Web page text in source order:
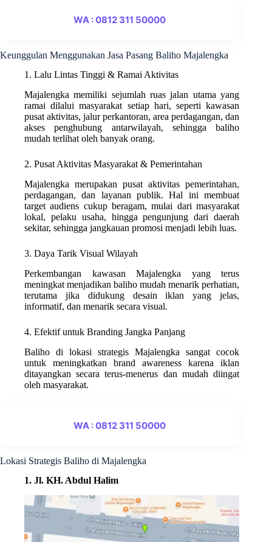
WA : 0812 311 50000
Keunggulan Menggunakan Jasa Pasang Baliho Majalengka
1. Lalu Lintas Tinggi & Ramai Aktivitas
Majalengka memiliki sejumlah ruas jalan utama yang
ramai dilalui masyarakat setiap hari, seperti kawasan
pusat aktivitas, jalur perkantoran, area perdagangan, dan
akses penghubung antarwilayah, sehingga baliho
mudah terlihat oleh banyak orang.
2. Pusat Aktivitas Masyarakat & Pemerintahan
Majalengka merupakan pusat aktivitas pemerintahan,
perdagangan, dan layanan publik. Hal ini membuat
target audiens cukup beragam, mulai dari masyarakat
lokal, pelaku usaha, hingga pengunjung dari daerah
sekitar, sehingga jangkauan promosi menjadi lebih luas.
3. Daya Tarik Visual Wilayah
Perkembangan kawasan Majalengka yang terus
meningkat menjadikan baliho mudah menarik perhatian,
terutama jika didukung desain iklan yang jelas,
informatif, dan menarik secara visual.
4. Efektif untuk Branding Jangka Panjang
Baliho di lokasi strategis Majalengka sangat cocok
untuk meningkatkan brand awareness karena iklan
ditayangkan secara terus-menerus dan mudah diingat
oleh masyarakat.
WA : 0812 311 50000
Lokasi Strategis Baliho di Majalengka
1. Jl. KH. Abdul Halim